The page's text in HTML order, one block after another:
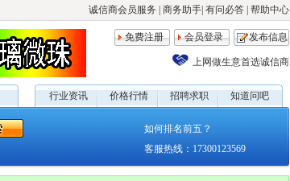
诚信商会员服务 商务助手 有问必答 帮助中心
免费注册 会员登录 发布信息
上网做生意首选诚信商
行业资讯 价格行情 招聘求职 知道问吧
如何排名前五？
客服热线：17300123569